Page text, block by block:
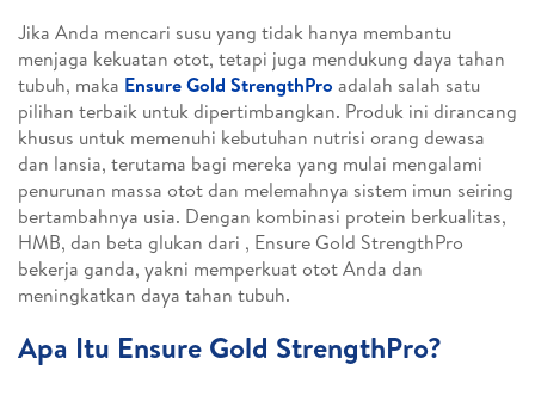
Jika Anda mencari susu yang tidak hanya membantu
menjaga kekuatan otot, tetapi juga mendukung daya tahan
tubuh, maka Ensure Gold StrengthPro adalah salah satu
pilihan terbaik untuk dipertimbangkan. Produk ini dirancang
khusus untuk memenuhi kebutuhan nutrisi orang dewasa
dan lansia, terutama bagi mereka yang mulai mengalami
penurunan massa otot dan melemahnya sistem imun seiring
bertambahnya usia. Dengan kombinasi protein berkualitas,
HMB, dan beta glukan dari , Ensure Gold StrengthPro
bekerja ganda, yakni memperkuat otot Anda dan
meningkatkan daya tahan tubuh.
Apa Itu Ensure Gold StrengthPro?